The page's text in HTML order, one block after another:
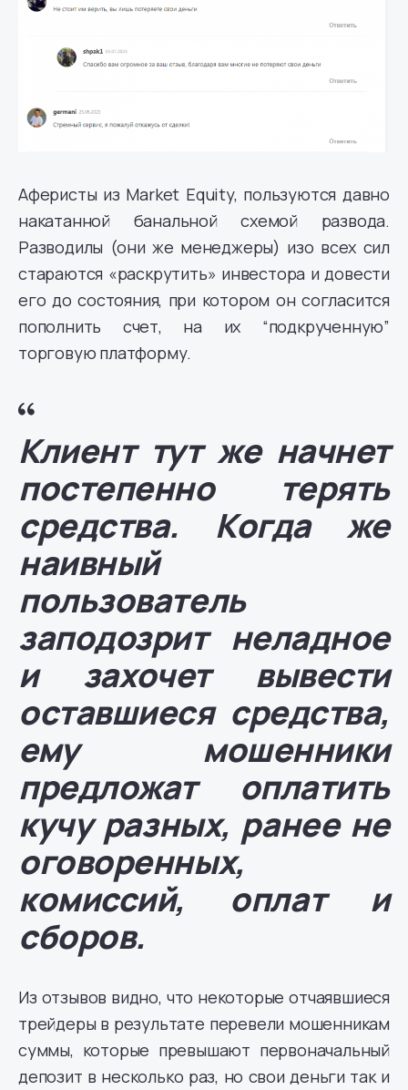
Аферисты из Market Equity, пользуются давно
накатанной банальной схемой развода.
Разводилы (они же менеджеры) изо всех сил
стараются «раскрутить» инвестора и довести
его до состояния, при котором он согласится
пополнить счет, на их “подкрученную”
торговую платформу.
Клиент тут же начнет
постепенно терять
средства. Когда же
наивный
пользователь
заподозрит неладное
и захочет вывести
оставшиеся средства,
ему мошенники
предложат оплатить
кучу разных, ранее не
оговоренных,
комиссий, оплат и
сборов.
Из отзывов видно, что некоторые отчаявшиеся
трейдеры в результате перевели мошенникам
суммы, которые превышают первоначальный
депозит в несколько раз, но свои деньги так и